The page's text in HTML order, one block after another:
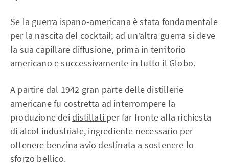
Se la guerra ispano-americana è stata fondamentale
per la nascita del cocktail; ad un’altra guerra si deve
la sua capillare diffusione, prima in territorio
americano e successivamente in tutto il Globo.
A partire dal 1942 gran parte delle distillerie
americane fu costretta ad interrompere la
produzione dei distillati per far fronte alla richiesta
di alcol industriale, ingrediente necessario per
ottenere benzina avio destinata a sostenere lo
sforzo bellico.